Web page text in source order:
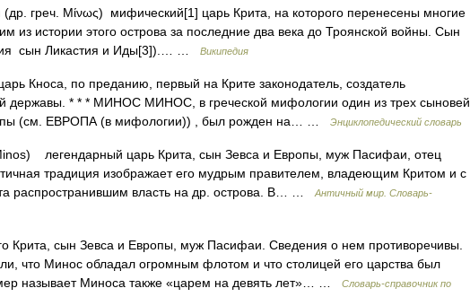
греч. Μίνως) мифический[1] царь Крита, на которого перенесены многие
из истории этого острова за последние два века до Троянской войны. Сын
сын Ликастия и Иды[3]).… …
Википедия
Кноса, по преданию, первый на Крите законодатель, создатель
державы. * * * МИНОС МИНОС, в греческой мифологии один из трех сыновей
(см. ЕВРОПА (в мифологии)) , был рожден на… …
Энциклопедический словарь
легендарный царь Крита, сын Зевса и Европы, муж Пасифаи, отец
традиция изображает его мудрым правителем, владеющим Критом и с
распространившим власть на др. острова. В… …
Античный мир. Словарь-
Крита, сын Зевса и Европы, муж Пасифаи. Сведения о нем противоречивы.
что Минос обладал огромным флотом и что столицей его царства был
называет Миноса также «царем на девять лет»… …
Cловарь-справочник по